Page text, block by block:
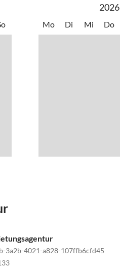
2026
Mo Di Mi Do
3a2b-4021-a828-107ffb6cfd45